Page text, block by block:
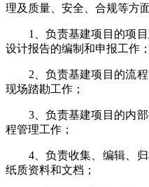
理及质量、安全、合规等方
1、负责基建项目的项目
设计报告的编制和申报工作；
2、负责基建项目的流程
现场踏勘工作；
3、负责基建项目的内部
程管理工作；
4、负责收集、编辑、归
纸质资料和文档；